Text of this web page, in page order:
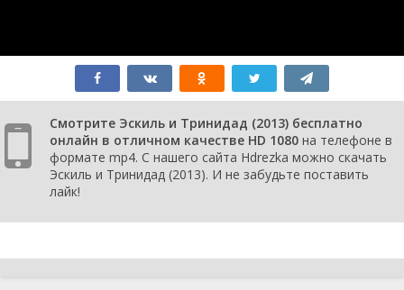
Смотрите Эскиль и Тринидад (2013) бесплатно
онлайн в отличном качестве HD 1080 на телефоне в
формате mp4. С нашего сайта Hdrezka можно скачать
Эскиль и Тринидад (2013). И не забудьте поставить
лайк!